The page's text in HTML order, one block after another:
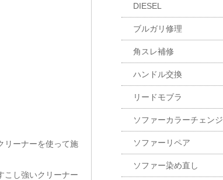
リーナーを使って施
こし強いクリーナー
DIESEL
ブルガリ修理
角スレ補修
ハンドル交換
リードモブラ
ソファーカラーチェンジ
ソファーリペア
ソファー染め直し